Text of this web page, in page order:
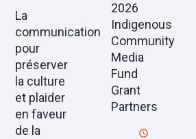
La
communication
pour
préserver
la culture
et plaider
en faveur
de la
2026
Indigenous
Community
Media
Fund
Grant
Partners